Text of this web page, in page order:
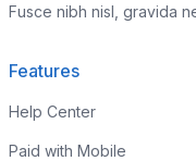
Fusce nibh nisl, gravida
Features
Help Center
Paid with Mobile